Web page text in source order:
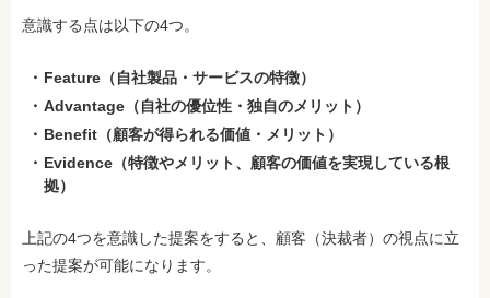
意識する点は以下の4つ。
Feature（自社製品・サービスの特徴）
Advantage（自社の優位性・独自のメリット）
Benefit（顧客が得られる価値・メリット）
Evidence（特徴やメリット、顧客の価値を実現している根
拠）
上記の4つを意識した提案をすると、顧客（決裁者）の視点に立
った提案が可能になります。